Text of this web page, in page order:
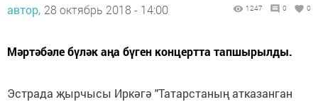
автор, 28 октябрь 2018 - 14:00 1247 0 0
Мәртәбәле бүләк аңа бүген концертта тапшырылды.
Эстрада җырчысы Иркәгә "Татарстаның атказанган